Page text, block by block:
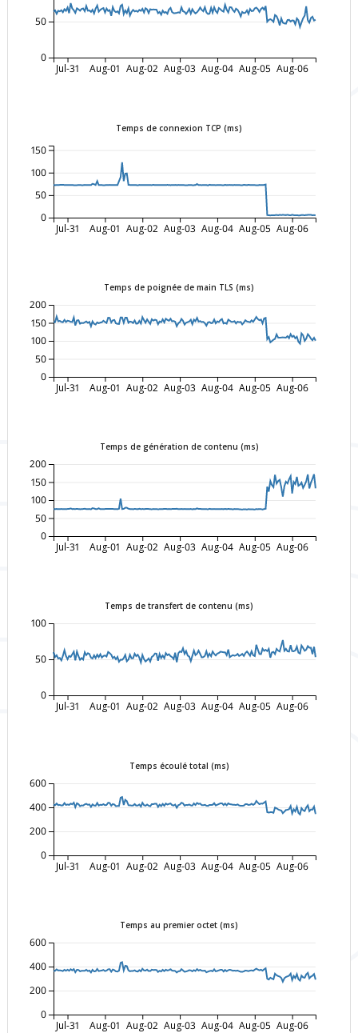
Jul-31 Aug-01 Aug-02 Aug-03 Aug-04 Aug-05 Aug-06
0
50
Temps de connexion TCP (ms)
Jul-31 Aug-01 Aug-02 Aug-03 Aug-04 Aug-05 Aug-06
0
50
100
150
Temps de poignée de main TLS (ms)
Jul-31 Aug-01 Aug-02 Aug-03 Aug-04 Aug-05 Aug-06
0
50
100
150
200
Temps de génération de contenu (ms)
Jul-31 Aug-01 Aug-02 Aug-03 Aug-04 Aug-05 Aug-06
0
50
100
150
200
Temps de transfert de contenu (ms)
Jul-31 Aug-01 Aug-02 Aug-03 Aug-04 Aug-05 Aug-06
0
50
100
Temps écoulé total (ms)
Jul-31 Aug-01 Aug-02 Aug-03 Aug-04 Aug-05 Aug-06
0
200
400
600
Temps au premier octet (ms)
Jul-31 Aug-01 Aug-02 Aug-03 Aug-04 Aug-05 Aug-06
0
200
400
600